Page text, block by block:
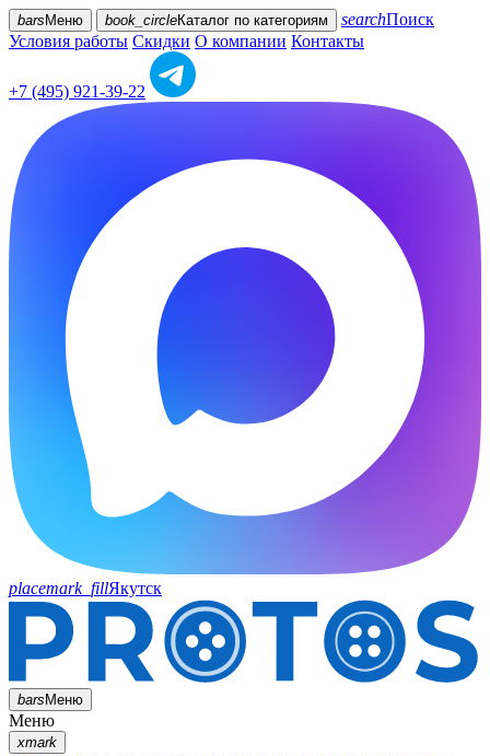
bars Меню book_circleКаталог по категориям searchПоиск
Условия работы Скидки О компании Контакты
+7 (495) 921-39-22
placemark_fillЯкутск
barsМеню
Меню
xmark